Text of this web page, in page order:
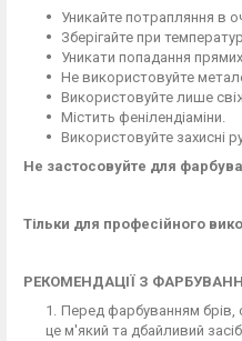
Уникайте потрапляння в
Зберігайте при
Уникати попадання
Не використовуйте
Використовуйте лише
Містить фенілендіаміни.
Використовуйте захисні
Не застосовуйте для
Тільки для професійного
РЕКОМЕНДАЦІЇ З
Перед фарбуванням брів,
це м'який та дбайливий